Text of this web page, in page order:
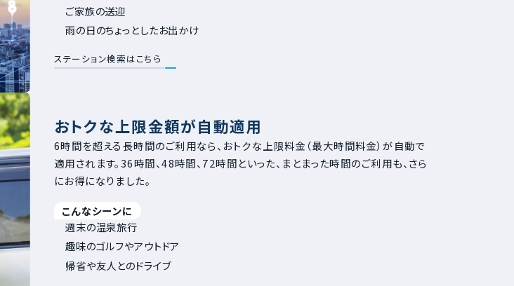
ご家族の送迎
雨の日のちょっとしたお出かけ
ステーション検索はこちら
おトクな上限金額が自動適用
6時間を超える長時間のご利用なら、おトクな上限料金（最大時間料金）が自動で
適用されます。36時間、48時間、72時間といった、まとまった時間のご利用も、さら
にお得になりました。
こんなシーンに
週末の温泉旅行
趣味のゴルフやアウトドア
帰省や友人とのドライブ